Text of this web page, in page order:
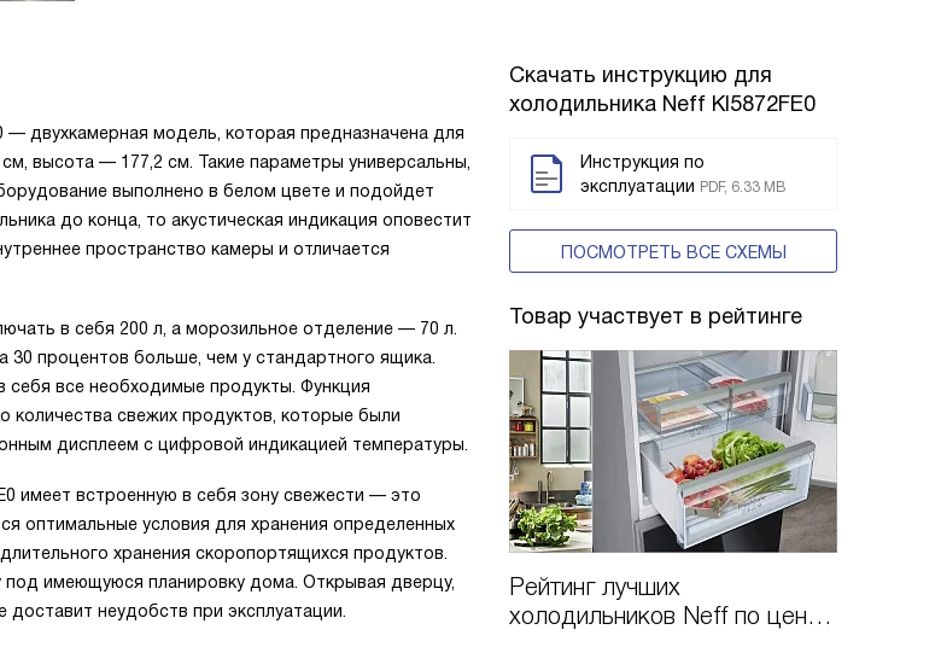
Скачать инструкцию для
холодильника Neff KI5872FE0
Инструкция по
эксплуатации PDF, 6.33 MB
ПОСМОТРЕТЬ ВСЕ СХЕМЫ
Товар участвует в рейтинге
Рейтинг лучших
холодильников Neff по цене
двухкамерная модель, которая предназначена для
высота — 177,2 см. Такие параметры универсальны,
выполнено в белом цвете и подойдет
до конца, то акустическая индикация оповестит
пространство камеры и отличается
в себя 200 л, а морозильное отделение — 70 л.
процентов больше, чем у стандартного ящика.
все необходимые продукты. Функция
количества свежих продуктов, которые были
дисплеем с цифровой индикацией температуры.
имеет встроенную в себя зону свежести — это
оптимальные условия для хранения определенных
хранения скоропортящихся продуктов.
имеющуюся планировку дома. Открывая дверцу,
неудобств при эксплуатации.